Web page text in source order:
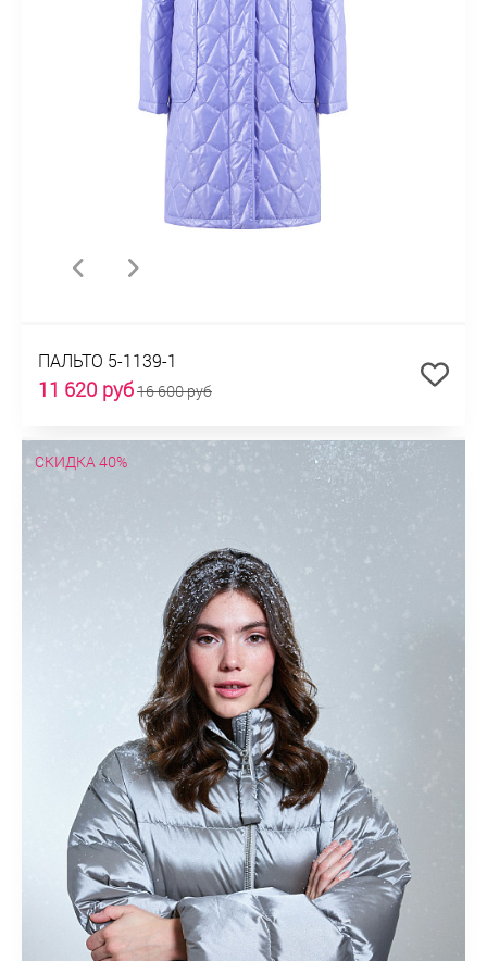
ПАЛЬТО 5-1139-1
11 620 руб16 600 руб
СКИДКА 40%